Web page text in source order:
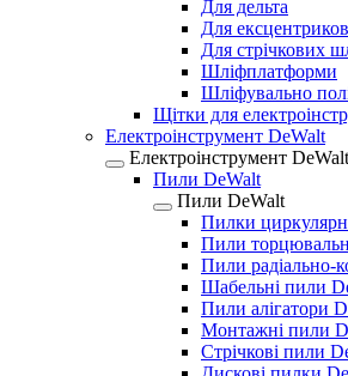
Для дельта
Для
Для стрічкових
Шліфплатформи
Шліфувально
Щітки для
Електроінструмент DeWalt
Електроінструмент DeWalt
Пили DeWalt
Пили DeWalt
Пилки
Пили
Пили радіально-
Шабельні пили
Пили алігатори
Монтажні пили
Стрічкові пили